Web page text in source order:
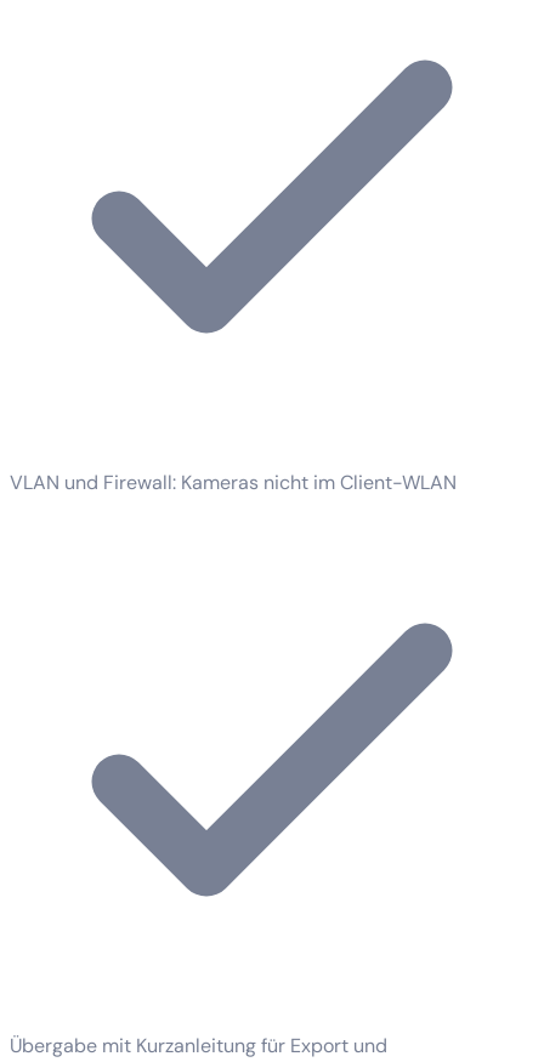
VLAN und Firewall: Kameras nicht im Client-WLAN
Übergabe mit Kurzanleitung für Export und